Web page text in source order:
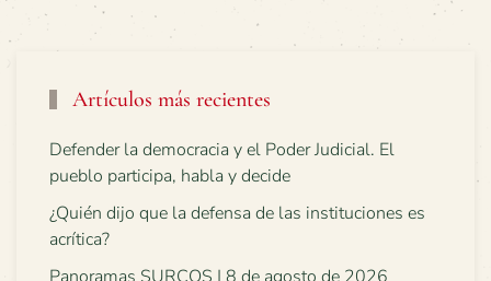
Artículos más recientes
Defender la democracia y el Poder Judicial. El
pueblo participa, habla y decide
¿Quién dijo que la defensa de las instituciones es
acrítica?